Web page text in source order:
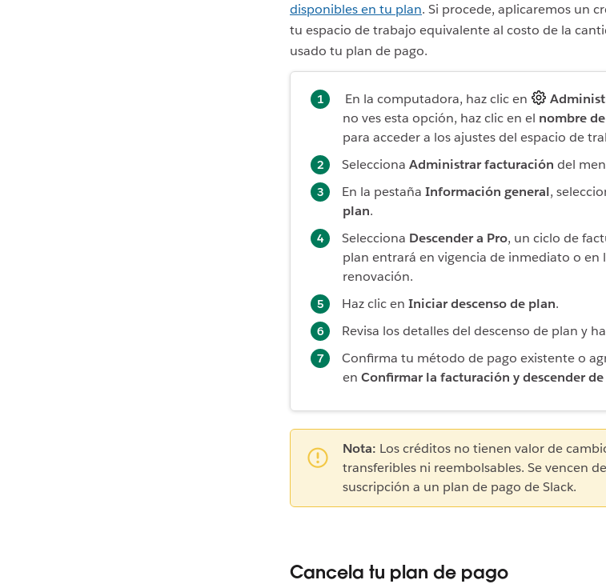
disponibles en tu plan. Si procede, aplicaremos un
tu espacio de trabajo equivalente al costo de la
usado tu plan de pago.
En la computadora, haz clic en
no ves esta opción, haz clic en el nombre
para acceder a los ajustes del espacio de
Selecciona Administrar facturación del
En la pestaña Información general,
plan.
Selecciona Descender a Pro, un ciclo de
plan entrará en vigencia de inmediato o en
renovación.
Haz clic en Iniciar descenso de plan.
Revisa los detalles del descenso de plan y
Confirma tu método de pago existente o
en Confirmar la facturación y descender
Nota: Los créditos no tienen valor de
transferibles ni reembolsables. Se vencen
suscripción a un plan de pago de Slack.
Cancela tu plan de pago